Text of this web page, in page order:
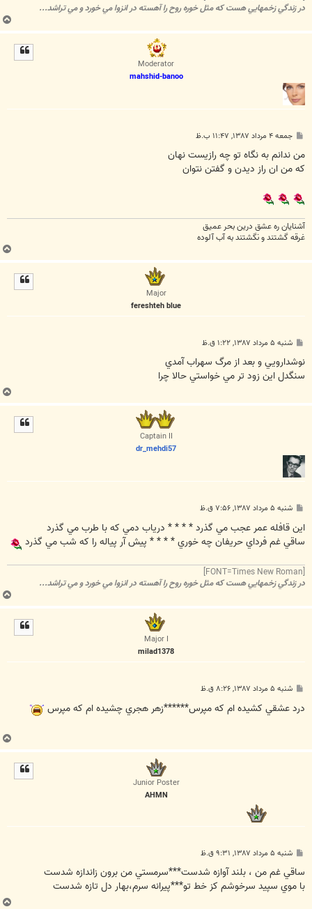
در زندگي زخمهايي هست که مثل خوره روح را آهسته در انزوا مي خورد و مي تراشد...
ب
ا
Moderator
mahshid-banoo
پ
ت
جمعه ۴ مرداد ۱۳۸۷, ۱۱:۴۷ ب.ظ
من ندانم به نگاه تو چه رازيست نهان
که من ان راز ديدن و گفتن نتوان
آشنایان ره عشق درین بحر عمیق
غرقه گشتند و نگشتند به آب آلوده
ب
ا
Major
fereshteh blue
پ
ت
شنبه ۵ مرداد ۱۳۸۷, ۱:۲۲ ق.ظ
نوشدارويي و بعد از مرگ سهراب آمدي
سنگدل اين زود تر مي خواستي حالا چرا
ب
ا
Captain II
dr_mehdi57
پ
ت
شنبه ۵ مرداد ۱۳۸۷, ۷:۵۶ ق.ظ
اين قافله عمر عجب مي گذرد * * * * درياب دمي که با طرب مي گذرد
ساقي غم فرداي حريفان چه خوري * * * * پيش آر پياله را که شب مي گذرد
در زندگي زخمهايي هست که مثل خوره روح را آهسته در انزوا مي خورد و مي تراشد...
ب
ا
Major I
milad1378
پ
ت
شنبه ۵ مرداد ۱۳۸۷, ۸:۲۶ ق.ظ
درد عشقي كشيده ام كه مپرس******زهر هجري چشيده ام كه مپرس
ب
ا
Junior Poster
AHMN
پ
ت
شنبه ۵ مرداد ۱۳۸۷, ۹:۳۱ ق.ظ
ساقي غم من ، بلند آوازه شدست***سرمستي من برون زاندازه شدست
با موي سپيد سرخوشم کز خط تو***پيرانه سرم،بهار دل تازه شدست
ب